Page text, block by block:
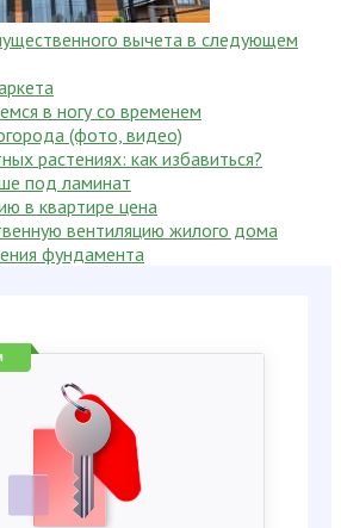
вычета в следующем
в ногу со временем
(фото, видео)
растениях: как избавиться?
под ламинат
в квартире цена
вентиляцию жилого дома
фун­да­мен­та